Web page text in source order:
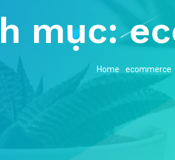
mục:
Home ecommerce